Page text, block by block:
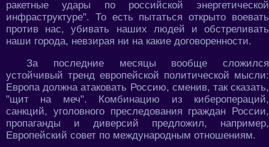
ракетные удары по российской энергетической
инфраструктуре". То есть пытаться открыто воевать
против нас, убивать наших людей и обстреливать
наши города, невзирая ни на какие договоренности.
За последние месяцы вообще сложился
устойчивый тренд европейской политической мысли:
Европа должна атаковать Россию, сменив, так сказать,
"щит на меч". Комбинацию из киберопераций,
санкций, уголовного преследования граждан России,
пропаганды и диверсий предложил, например,
Европейский совет по международным отношениям.